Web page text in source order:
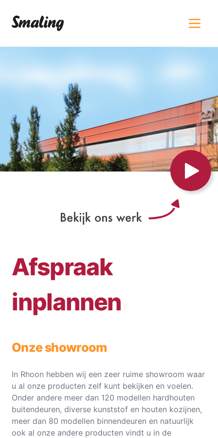
Afspraak
inplannen
Onze showroom
In Rhoon hebben wij een zeer ruime showroom waar
u al onze producten zelf kunt bekijken en voelen.
Onder andere meer dan 120 modellen hardhouten
buitendeuren, diverse kunststof en houten kozijnen,
meer dan 80 modellen binnendeuren en natuurlijk
ook al onze andere producten vindt u in de